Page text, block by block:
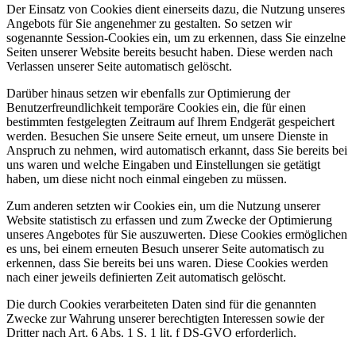
Der Einsatz von Cookies dient einerseits dazu, die Nutzung unseres
Angebots für Sie angenehmer zu gestalten. So setzen wir
sogenannte Session-Cookies ein, um zu erkennen, dass Sie einzelne
Seiten unserer Website bereits besucht haben. Diese werden nach
Verlassen unserer Seite automatisch gelöscht.
Darüber hinaus setzen wir ebenfalls zur Optimierung der
Benutzerfreundlichkeit temporäre Cookies ein, die für einen
bestimmten festgelegten Zeitraum auf Ihrem Endgerät gespeichert
werden. Besuchen Sie unsere Seite erneut, um unsere Dienste in
Anspruch zu nehmen, wird automatisch erkannt, dass Sie bereits bei
uns waren und welche Eingaben und Einstellungen sie getätigt
haben, um diese nicht noch einmal eingeben zu müssen.
Zum anderen setzten wir Cookies ein, um die Nutzung unserer
Website statistisch zu erfassen und zum Zwecke der Optimierung
unseres Angebotes für Sie auszuwerten. Diese Cookies ermöglichen
es uns, bei einem erneuten Besuch unserer Seite automatisch zu
erkennen, dass Sie bereits bei uns waren. Diese Cookies werden
nach einer jeweils definierten Zeit automatisch gelöscht.
Die durch Cookies verarbeiteten Daten sind für die genannten
Zwecke zur Wahrung unserer berechtigten Interessen sowie der
Dritter nach Art. 6 Abs. 1 S. 1 lit. f DS-GVO erforderlich.